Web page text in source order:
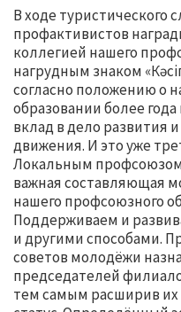
В ходе туристического
профактивистов
коллегией нашего
нагрудным знаком
согласно положению о
образовании более
вклад в дело развития
движения. И это уже
Локальным профсоюзом
важная составляющая
нашего профсоюзного
Поддерживаем и
и другими способами.
советов молодёжи
председателей
тем самым расширив